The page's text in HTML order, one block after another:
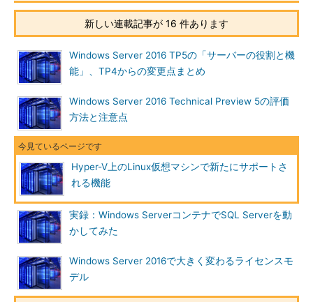
画面6
ように見ええるが、Linuxゲストはメモリが削減されたこと
を認識できない
Linuxゲストでは、「メモリのホットリムーブ」はサポートさ
れません。ホットリムーブは実行され、Hyper-V側から見た割り
当てサイズは2048MBに戻りました。しかし、Linuxゲスト側の
「free」コマンドの結果を見ると、メモリサイズは減っていない
ことが分かります。
Linuxゲストは4096MBのメモリと認識していますが、実際に
は2048MBしか割り当てられていないため、Linuxゲストが
2048MB以上のメモリを要求すると何らかの問題が発生するでし
ょう。
新しい連載記事が 16 件あります
Windows Server 2016 TP5の「サーバーの役割と機
能」、TP4からの変更点まとめ
Windows Server 2016 Technical Preview 5の評価
方法と注意点
Hyper-V上のLinux仮想マシンで新たにサポートさ
れる機能
実録：Windows ServerコンテナでSQL Serverを動
かしてみた
Windows Server 2016で大きく変わるライセンスモ
デル